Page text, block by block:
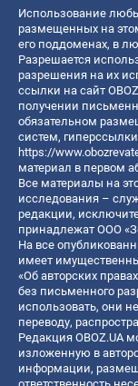
Использование
размещенных на
его поддоменах, в
Разрешается
разрешения на их
ссылки на сайт
получении
обязательном
систем,
https://
материал в первом
Все материалы на
исследования –
редакции,
принадлежат ООО
На все
имеет
«Об авторских
без письменного
использовать, они
переводу,
Редакция OBOZ.UA
изложенную в
информации,